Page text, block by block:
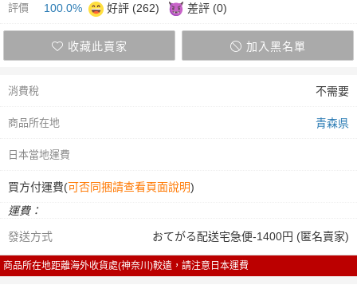
評價 100.0% 好評 (262) 差評 (0)
收藏此賣家 加入黑名單
消費稅 不需要
商品所在地 青森県
日本當地運費
買方付運費(可否同捆請查看頁面說明)
運費：
發送方式
おてがる配送宅急便-1400円 (匿名賣家)
商品所在地距離海外收貨處(神奈川)較遠，請注意日本運費